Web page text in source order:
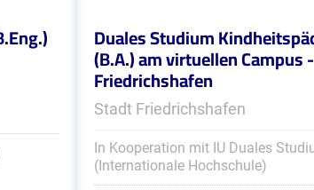
Duales Studium
(B.A.) am virtuellen Campus
Friedrichshafen
Stadt Friedrichshafen
In Kooperation mit IU Duales
(Internationale Hochschule)